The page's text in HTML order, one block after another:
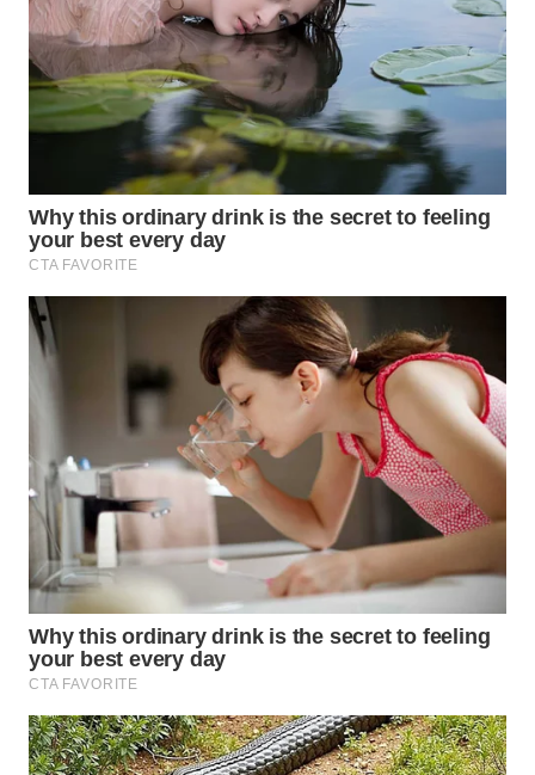
TANI
WAHANA
ADVOKAT
INFRASTRUKTUR
WAHANA
WAHANA
TRAVEL
WAHANA
TV
WAHANANEWS
ID
CO ID